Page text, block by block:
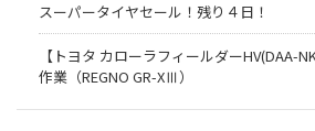
スーパータイヤセール！残り４日！
【トヨタ カローラフィールダーHV(DAA-
作業（REGNO GR-XⅢ）